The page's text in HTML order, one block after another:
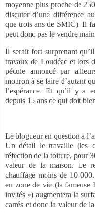
moyenne plus proche de
discuter d’une différence
que trois ans de SMIC). Il
peut donc pas le vendre
Il serait fort surprenant
travaux de Loudéac et lors
pécule annoncé par
mouron à se faire d’autant
l’espérance. Et qu’il y a
depuis 15 ans ce qui doit
Le blogueur en question a
Un détail le travaille (les
réfection de la toiture, pour
valeur de la maison. Le
chauffage moins de 10
en zone de vie (la fameuse
invités ») augmentera la
carrés et donc la valeur de